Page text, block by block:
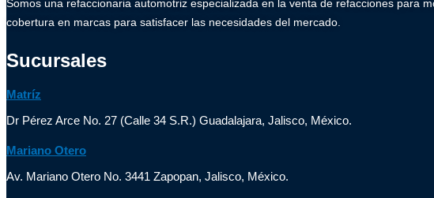
Somos una refaccionaria automotriz especializada en la venta de refacciones para
cobertura en marcas para satisfacer las necesidades del mercado.
Sucursales
Matríz
Dr Pérez Arce No. 27 (Calle 34 S.R.) Guadalajara, Jalisco, México.
Mariano Otero
Av. Mariano Otero No. 3441 Zapopan, Jalisco, México.